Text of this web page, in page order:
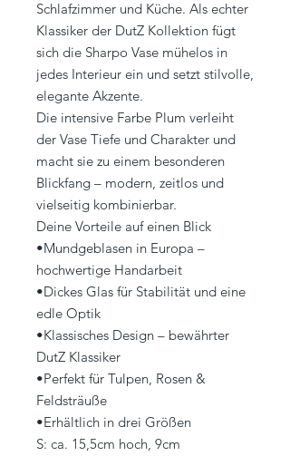
Schlafzimmer und Küche. Als echter
Klassiker der DutZ Kollektion fügt
sich die Sharpo Vase mühelos in
jedes Interieur ein und setzt stilvolle,
elegante Akzente.
Die intensive Farbe Plum verleiht
der Vase Tiefe und Charakter und
macht sie zu einem besonderen
Blickfang – modern, zeitlos und
vielseitig kombinierbar.
Deine Vorteile auf einen Blick
•Mundgeblasen in Europa –
hochwertige Handarbeit
•Dickes Glas für Stabilität und eine
edle Optik
•Klassisches Design – bewährter
DutZ Klassiker
•Perfekt für Tulpen, Rosen &
Feldsträuße
•Erhältlich in drei Größen
S: ca. 15,5cm hoch, 9cm